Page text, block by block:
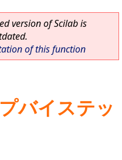
version of Scilab is
of this function
バイステッ